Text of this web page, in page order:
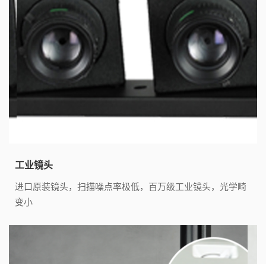
工业镜头
进口原装镜头，扫描噪点率极低，百万级工业镜头，光学畸
变小